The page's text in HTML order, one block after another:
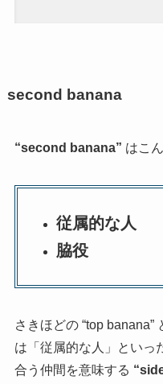
second banana
“second banana” はこ
従属的な人
脇役
さきほどの “top banana”
は「従属的な人」といっ
合う仲間を意味する